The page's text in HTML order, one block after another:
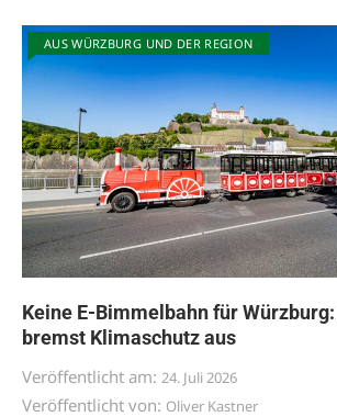
AUS WÜRZBURG UND DER REGION
Keine E-Bimmelbahn für
bremst Klimaschutz aus
Veröffentlicht am: 24. Juli 2026
Veröffentlicht von: Oliver Kastner